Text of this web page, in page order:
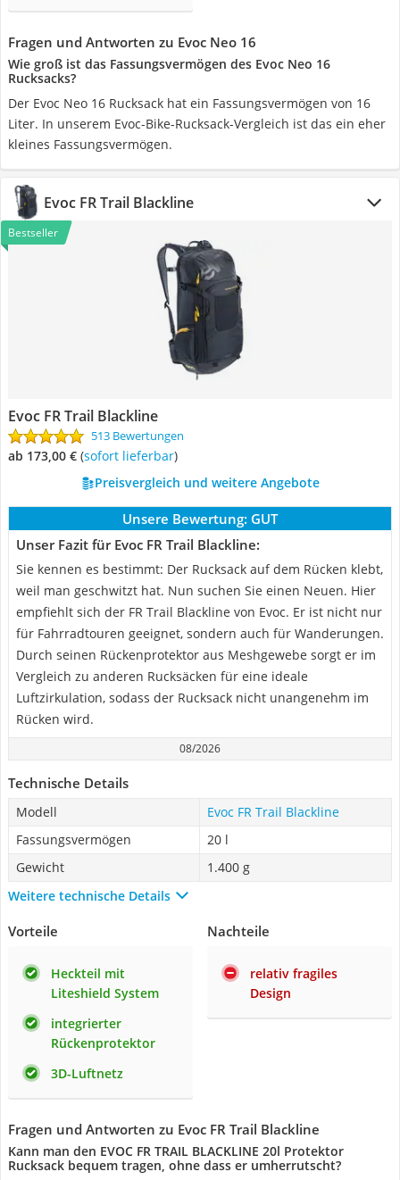
Fragen und Antworten zu Evoc Neo 16
Wie groß ist das Fassungsvermögen des Evoc Neo 16
Rucksacks?
Der Evoc Neo 16 Rucksack hat ein Fassungsvermögen von 16
Liter. In unserem Evoc-Bike-Rucksack-Vergleich ist das ein eher
kleines Fassungsvermögen.
Evoc FR Trail Blackline
Bestseller
Evoc FR Trail Blackline
513 Bewertungen
ab 173,00 € ( Sofort lieferbar)
Preisvergleich und weitere Angebote
Unsere Bewertung: GUT
Unser Fazit für Evoc FR Trail Blackline:
Sie kennen es bestimmt: Der Rucksack auf dem Rücken klebt,
weil man geschwitzt hat. Nun suchen Sie einen Neuen. Hier
empfiehlt sich der FR Trail Blackline von Evoc. Er ist nicht nur
für Fahrradtouren geeignet, sondern auch für Wanderungen.
Durch seinen Rückenprotektor aus Meshgewebe sorgt er im
Vergleich zu anderen Rucksäcken für eine ideale
Luftzirkulation, sodass der Rucksack nicht unangenehm im
Rücken wird.
08/2026
Technische Details
Modell
Evoc FR Trail Blackline
Fassungsvermögen
20 l
Gewicht
1.400 g
Weitere technische Details
Vorteile
Heckteil mit
Liteshield System
integrierter
Rückenprotektor
3D-Luftnetz
Nachteile
relativ fragiles
Design
Fragen und Antworten zu Evoc FR Trail Blackline
Kann man den EVOC FR TRAIL BLACKLINE 20l Protektor
Rucksack bequem tragen, ohne dass er umherrutscht?